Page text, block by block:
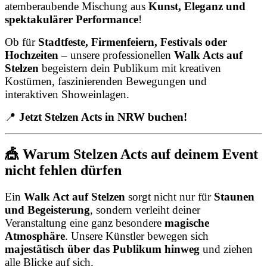
atemberaubende Mischung aus Kunst, Eleganz und
spektakulärer Performance!
Ob für Stadtfeste, Firmenfeiern, Festivals oder
Hochzeiten– unsere professionellen Walk Acts auf
Stelzen begeistern dein Publikum mit kreativen
Kostümen, faszinierenden Bewegungen und
interaktiven Showeinlagen.
📍 Jetzt Stelzen Acts in NRW buchen!
🎪 Warum Stelzen Acts auf deinem Event
nicht fehlen dürfen
Ein Walk Act auf Stelzen sorgt nicht nur für Staunen
und Begeisterung, sondern verleiht deiner
Veranstaltung eine ganz besondere magische
Atmosphäre. Unsere Künstler bewegen sich
majestätisch über das Publikum hinweg und ziehen
alle Blicke auf sich.